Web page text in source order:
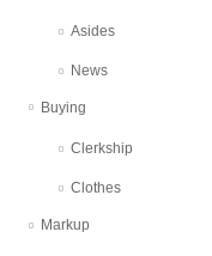
Asides
News
Buying
Clerkship
Clothes
Markup